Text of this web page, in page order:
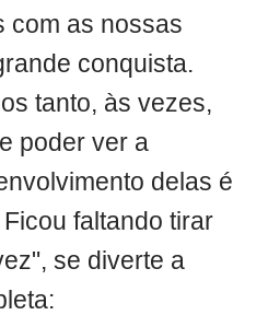
com as nossas
conquista.
tanto, às vezes,
poder ver a
delas é
faltando tirar
se diverte a